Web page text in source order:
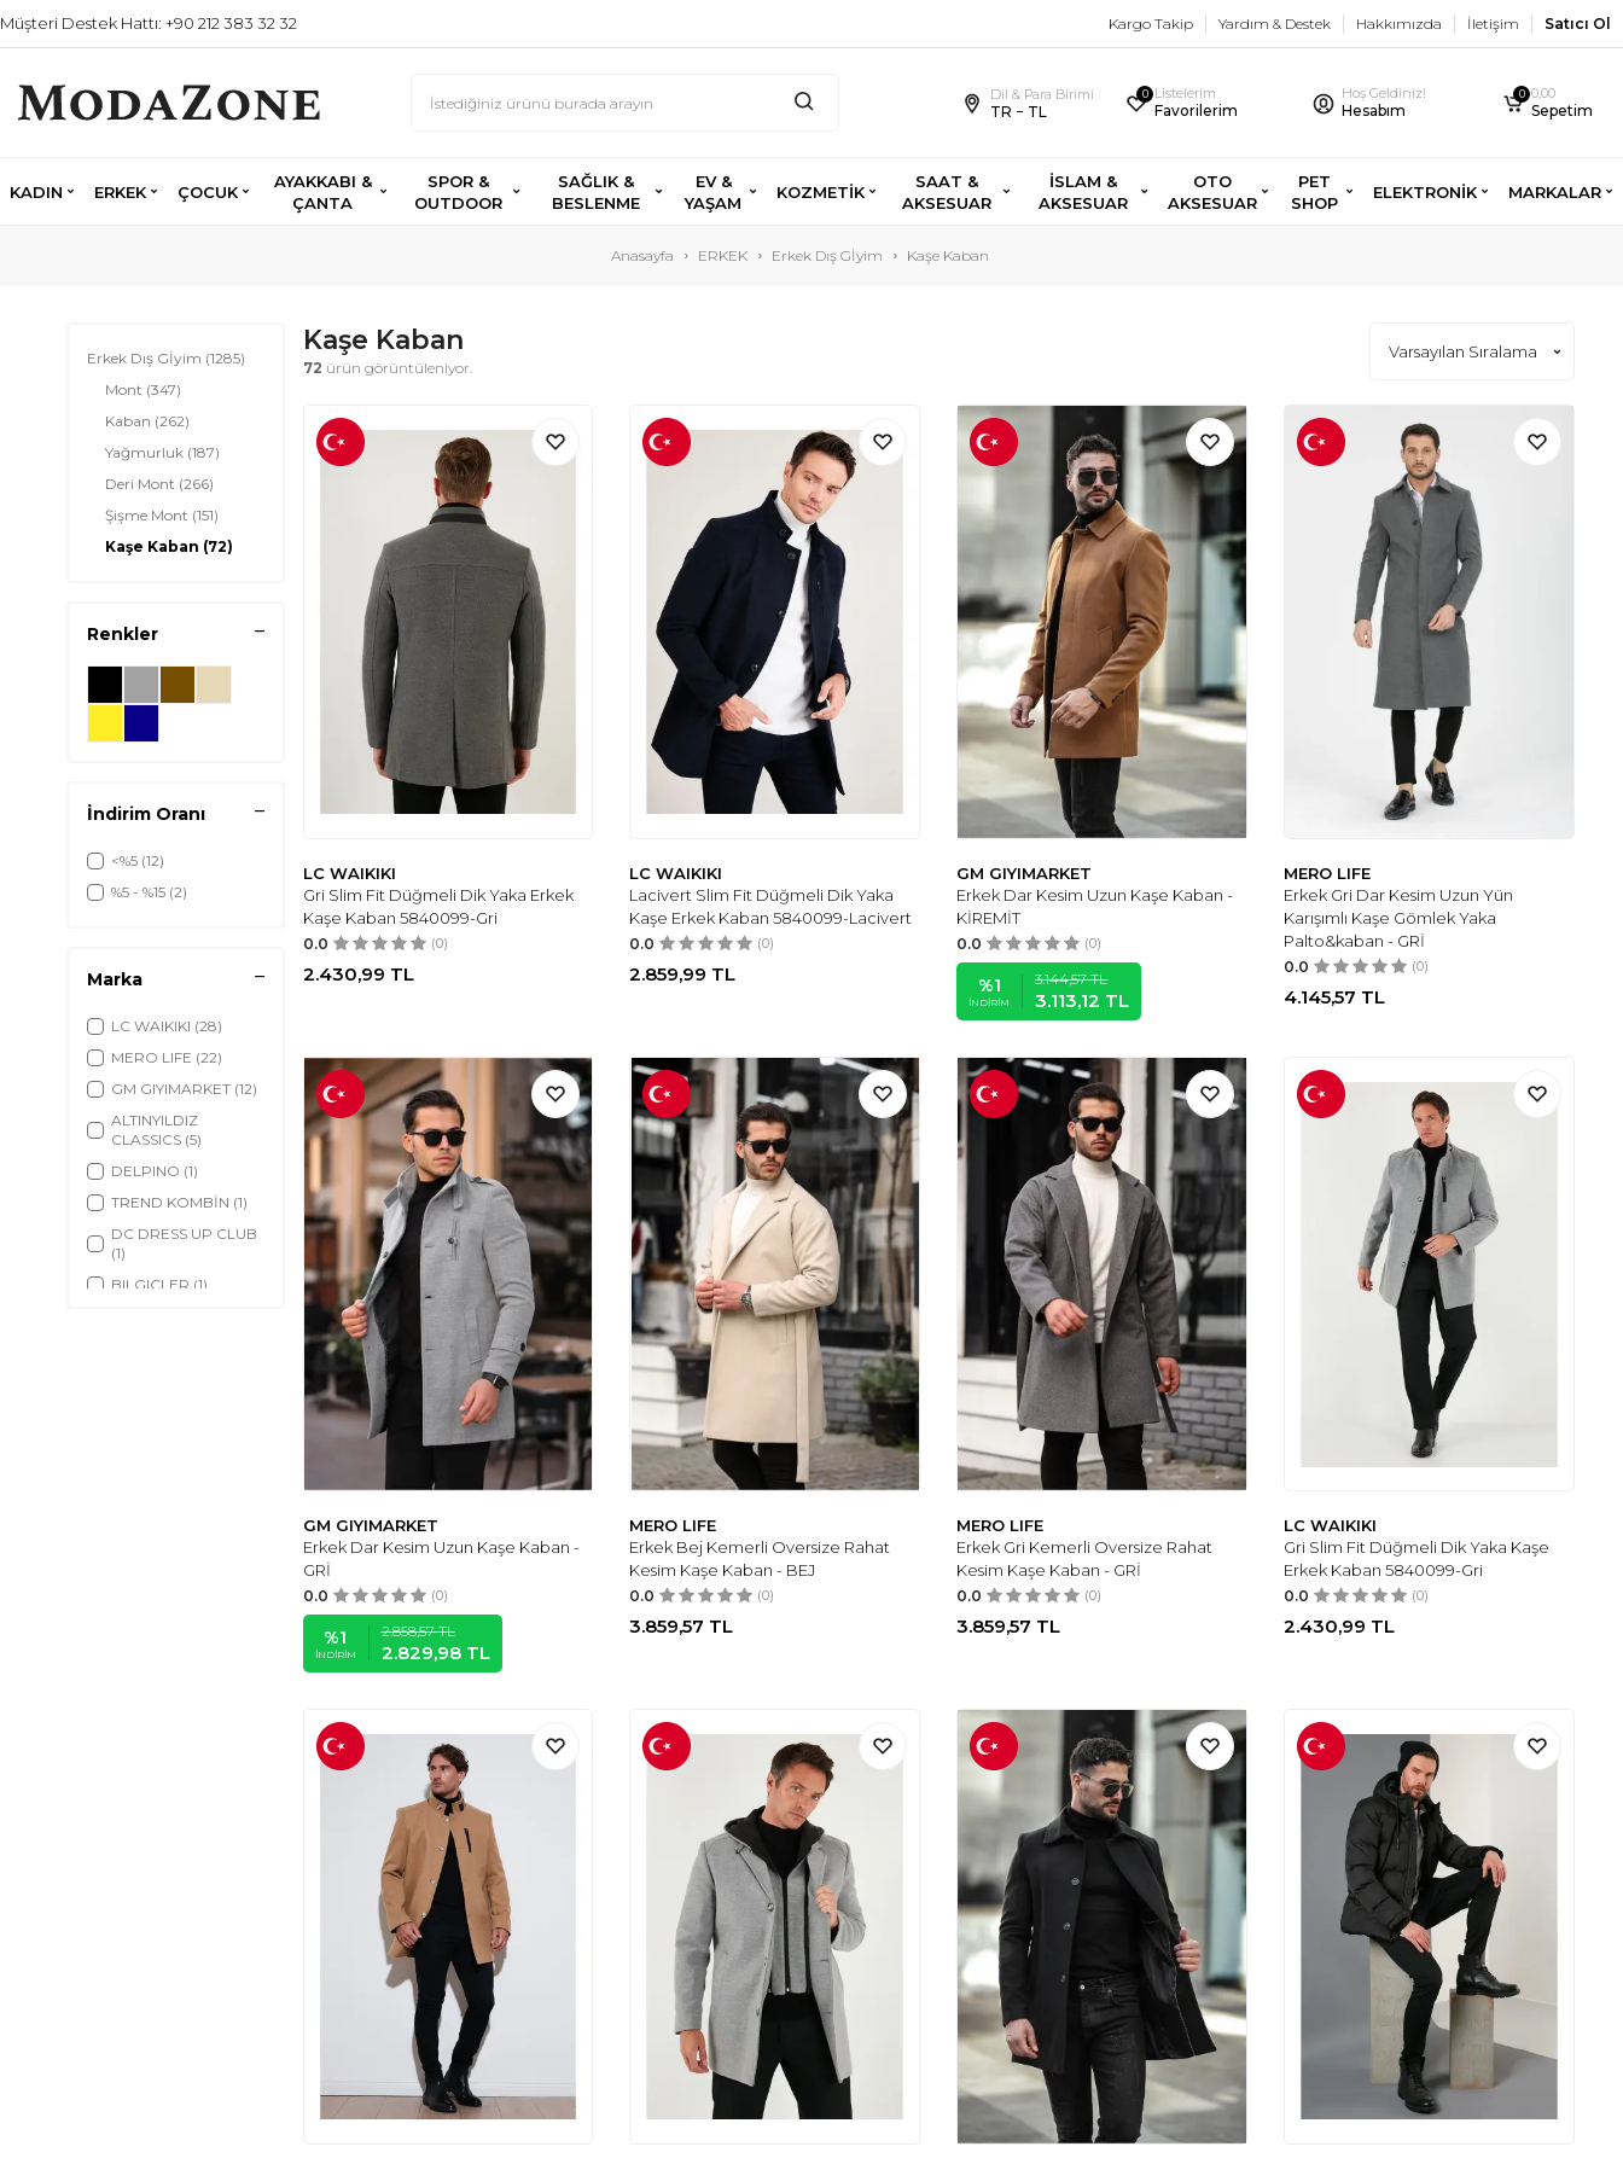
Müşteri Destek Hattı: +90 212 383 32 32 Kargo Takip Yardım & Destek Hakkımızda İletişim Satıcı Ol
Dil & Para Birimi
TR − TL
0 Listelerim
Favorilerim
Hoş Geldiniz!
Hesabım
0 0,00
Sepetim
KADIN ERKEK ÇOCUK
AYAKKABI &
ÇANTA
SPOR &
OUTDOOR
SAĞLIK &
BESLENME
EV &
YAŞAM
KOZMETİK
SAAT &
AKSESUAR
İSLAM &
AKSESUAR
OTO
AKSESUAR
PET
SHOP
ELEKTRONİK MARKALAR
Anasayfa ERKEK Erkek Dış Gİyim Kaşe Kaban
Erkek Dış Gİyim (1285)
Mont (347)
Kaban (262)
Yağmurluk (187)
Deri Mont (266)
Şişme Mont (151)
Kaşe Kaban (72)
Renkler
İndirim Oranı
<%5 (12)
%5 - %15 (2)
Marka
LC WAIKIKI (28)
MERO LIFE (22)
GM GIYIMARKET (12)
ALTINYILDIZ
CLASSICS (5)
DELPINO (1)
TREND KOMBİN (1)
DC DRESS UP CLUB
(1)
BILGIÇLER (1)
Kaşe Kaban
72 ürün görüntüleniyor.
LC WAIKIKI
Gri Slim Fit Düğmeli Dik Yaka Erkek
Kaşe Kaban 5840099-Gri
0.0 (0)
2.430,99 TL
LC WAIKIKI
Lacivert Slim Fit Düğmeli Dik Yaka
Kaşe Erkek Kaban 5840099-Lacivert
0.0 (0)
2.859,99 TL
GM GIYIMARKET
Erkek Dar Kesim Uzun Kaşe Kaban -
KİREMİT
0.0 (0)
%1
İNDIRIM
3.144,57TL
3.113,12 TL
MERO LIFE
Erkek Gri Dar Kesim Uzun Yün
Karışımlı Kaşe Gömlek Yaka
Palto&kaban - GRİ
0.0 (0)
4.145,57 TL
GM GIYIMARKET
Erkek Dar Kesim Uzun Kaşe Kaban -
GRİ
0.0 (0)
%1
İNDIRIM
2.858,57TL
2.829,98TL
MERO LIFE
Erkek Bej Kemerli Oversize Rahat
Kesim Kaşe Kaban - BEJ
0.0 (0)
3.859,57 TL
MERO LIFE
Erkek Gri Kemerli Oversize Rahat
Kesim Kaşe Kaban - GRİ
0.0 (0)
3.859,57 TL
LC WAIKIKI
Gri Slim Fit Düğmeli Dik Yaka Kaşe
Erkek Kaban 5840099-Gri
0.0 (0)
2.430,99 TL